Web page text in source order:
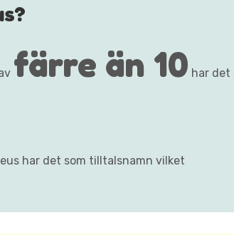
färre än 10 har det
har det som tilltalsnamn vilket